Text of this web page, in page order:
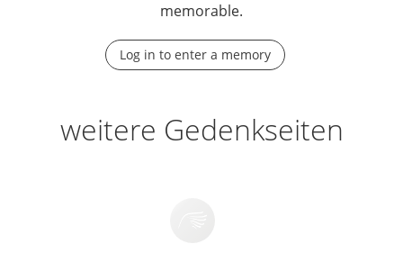
memorable.
Log in to enter a memory
weitere Gedenkseiten